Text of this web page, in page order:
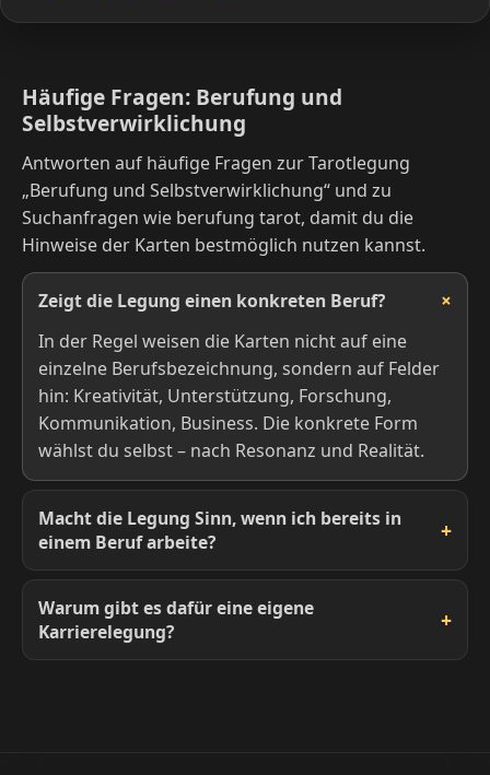
Häufige Fragen: Berufung und
Selbstverwirklichung
Antworten auf häufige Fragen zur Tarotlegung
„Berufung und Selbstverwirklichung“ und zu
Suchanfragen wie berufung tarot, damit du die
Hinweise der Karten bestmöglich nutzen kannst.
Zeigt die Legung einen konkreten Beruf?
In der Regel weisen die Karten nicht auf eine
einzelne Berufsbezeichnung, sondern auf Felder
hin: Kreativität, Unterstützung, Forschung,
Kommunikation, Business. Die konkrete Form
wählst du selbst – nach Resonanz und Realität.
Macht die Legung Sinn, wenn ich bereits in
einem Beruf arbeite?
Warum gibt es dafür eine eigene
Karrierelegung?